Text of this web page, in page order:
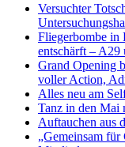
Versucht­er
Fliegerbombe in
entschärft – A29
Grand Opening
voller Action,
Alles neu am
Tanz in den Mai
Auftauchen aus
„Gemeinsam